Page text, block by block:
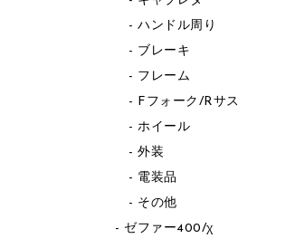
ハンドル周り
ブレーキ
フレーム
Fフォーク/Rサス
ホイール
外装
電装品
その他
ゼファー400/χ